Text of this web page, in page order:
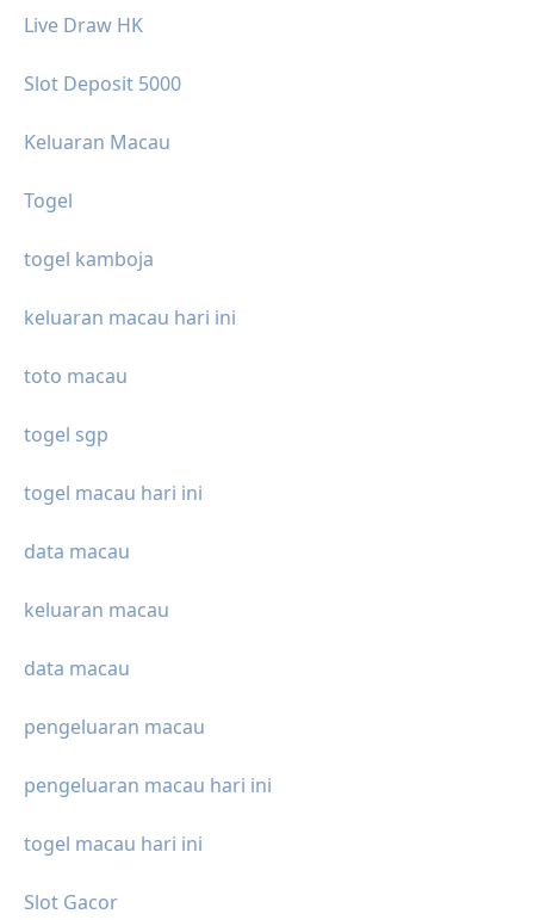
Live Draw HK
Slot Deposit 5000
Keluaran Macau
Togel
togel kamboja
keluaran macau hari ini
toto macau
togel sgp
togel macau hari ini
data macau
keluaran macau
data macau
pengeluaran macau
pengeluaran macau hari ini
togel macau hari ini
Slot Gacor